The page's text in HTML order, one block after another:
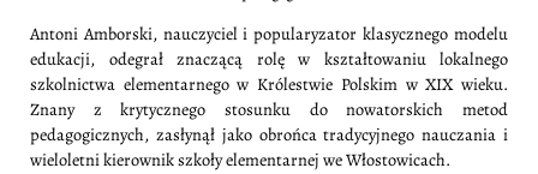
Antoni Amborski, nauczyciel i popularyzator klasycznego modelu
edukacji, odegrał znaczącą rolę w kształtowaniu lokalnego
szkolnictwa elementarnego w Królestwie Polskim w XIX wieku.
Znany z krytycznego stosunku do nowatorskich metod
pedagogicznych, zasłynął jako obrońca tradycyjnego nauczania i
wieloletni kierownik szkoły elementarnej we Włostowicach.